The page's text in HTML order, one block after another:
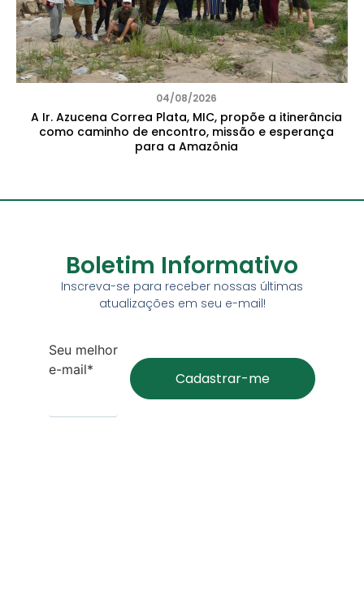
04/08/2026
A Ir. Azucena Correa Plata, MIC, propõe a itinerância
como caminho de encontro, missão e esperança
para a Amazônia
Boletim Informativo
Inscreva-se para receber nossas últimas
atualizações em seu e-mail!
Seu melhor
e-mail*